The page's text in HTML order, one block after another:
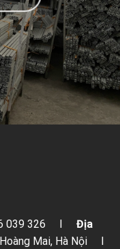
039 326 I Địa
Mai, Hà Nội I